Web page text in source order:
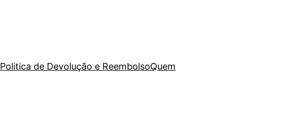
Politica de Devolução e ReembolsoQuem